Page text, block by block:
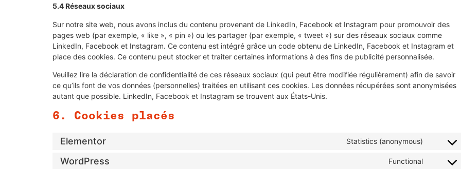
5.4 Réseaux sociaux
Sur notre site web, nous avons inclus du contenu provenant de LinkedIn, Facebook et Instagram pour promouvoir des
pages web (par exemple, « like », « pin ») ou les partager (par exemple, « tweet ») sur des réseaux sociaux comme
LinkedIn, Facebook et Instagram. Ce contenu est intégré grâce un code obtenu de LinkedIn, Facebook et Instagram et
place des cookies. Ce contenu peut stocker et traiter certaines informations à des fins de publicité personnalisée.
Veuillez lire la déclaration de confidentialité de ces réseaux sociaux (qui peut être modifiée régulièrement) afin de savoir
ce qu’ils font de vos données (personnelles) traitées en utilisant ces cookies. Les données récupérées sont anonymisées
autant que possible. LinkedIn, Facebook et Instagram se trouvent aux États-Unis.
6. Cookies placés
Elementor Statistics (anonymous)
WordPress Functional